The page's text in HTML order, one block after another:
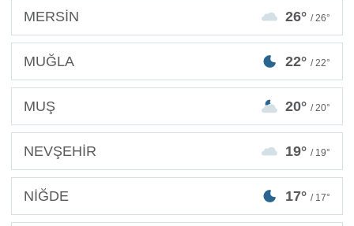
MERSİN 26° / 26°
MUĞLA 22° / 22°
MUŞ 20° / 20°
NEVŞEHİR 19° / 19°
NİĞDE 17° / 17°